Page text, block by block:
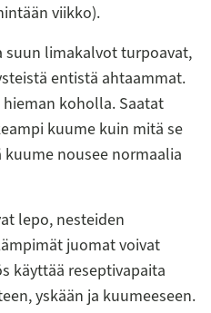
viikko).
suun limakalvot turpoavat,
entistä ahtaammat.
koholla. Saatat
kuume kuin mitä se
nousee normaalia
lepo, nesteiden
juomat voivat
käyttää reseptivapaita
yskään ja kuumeeseen.